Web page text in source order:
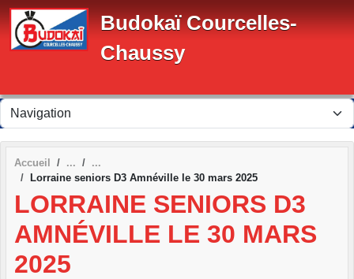
Budokaï Courcelles-
Chaussy
Accueil
Lorraine seniors D3 Amnéville le 30 mars 2025
LORRAINE SENIORS D3
AMNÉVILLE LE 30 MARS
2025
Panneau de gestion des cookies